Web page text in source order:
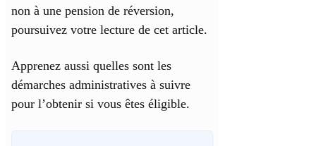
non à une pension de réversion,
poursuivez votre lecture de cet article.
Apprenez aussi quelles sont les
démarches administratives à suivre
pour l’obtenir si vous êtes éligible.